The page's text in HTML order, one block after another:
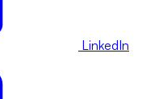
LinkedIn